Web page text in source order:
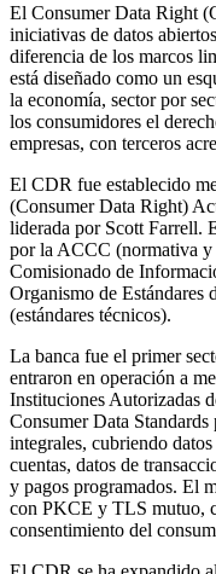
El Consumer Data Right
iniciativas de datos
diferencia de los marcos
está diseñado como un
la economía, sector por
los consumidores el
empresas, con terceros
El CDR fue establecido
(Consumer Data Right)
liderada por Scott Farrell.
por la ACCC (normativa
Comisionado de
Organismo de Estándares
(estándares técnicos).
La banca fue el primer
entraron en operación a
Instituciones Autorizadas
Consumer Data
integrales, cubriendo
cuentas, datos de
y pagos programados. El
con PKCE y TLS mutuo,
consentimiento del